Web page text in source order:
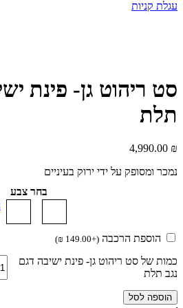
עגלת קניות
סט ריהוט גן- פינת
תלת
4,990.00 ₪
נמכר ומסופק על ידי ירוק בעיניים
בחר צבע
הוספת הרכבה (
+
149.00
₪
)
כמות של סט ריהוט גן- פינת ישיבה דגם
נגב תלת
הוספה לסל